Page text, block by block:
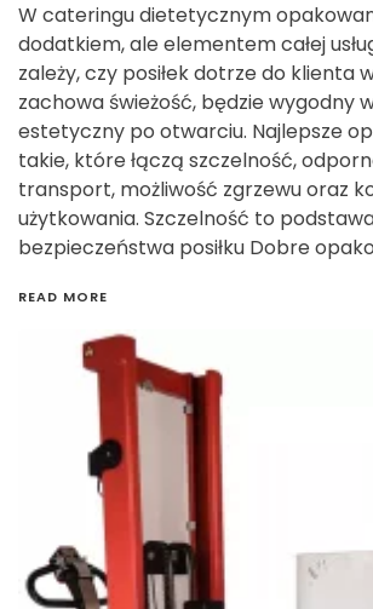
W cateringu dietetycznym
dodatkiem, ale elementem całej
zależy, czy posiłek dotrze do klienta
zachowa świeżość, będzie wygodny
estetyczny po otwarciu. Najlepsze
takie, które łączą szczelność,
transport, możliwość zgrzewu oraz
użytkowania. Szczelność to
bezpieczeństwa posiłku Dobre
READ MORE